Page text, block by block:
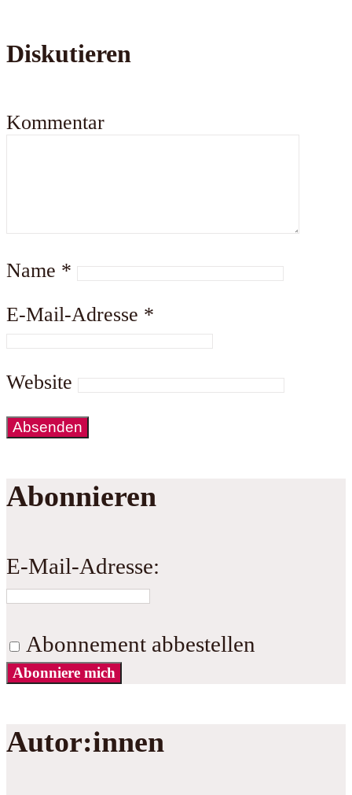
Diskutieren
Kommentar
Name *
E-Mail-Adresse *
Website
Abonnieren
E-Mail-Adresse:
Abonnement abbestellen
Abonniere mich
Autor:innen